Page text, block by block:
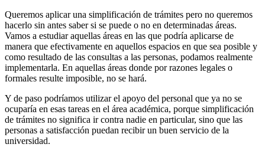
Queremos aplicar una simplificación de trámites pero no queremos
hacerlo sin antes saber si se puede o no en determinadas áreas.
Vamos a estudiar aquellas áreas en las que podría aplicarse de
manera que efectivamente en aquellos espacios en que sea posible y
como resultado de las consultas a las personas, podamos realmente
implementarla. En aquellas áreas donde por razones legales o
formales resulte imposible, no se hará.
Y de paso podríamos utilizar el apoyo del personal que ya no se
ocuparía en esas tareas en el área académica, porque simplificación
de trámites no significa ir contra nadie en particular, sino que las
personas a satisfacción puedan recibir un buen servicio de la
universidad.